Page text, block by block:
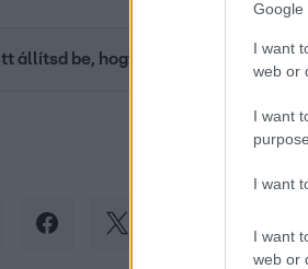
Google
I want
web or
I want
I want
I want
web or
Itt állítsd be, hogy az RTL.hu az elsők